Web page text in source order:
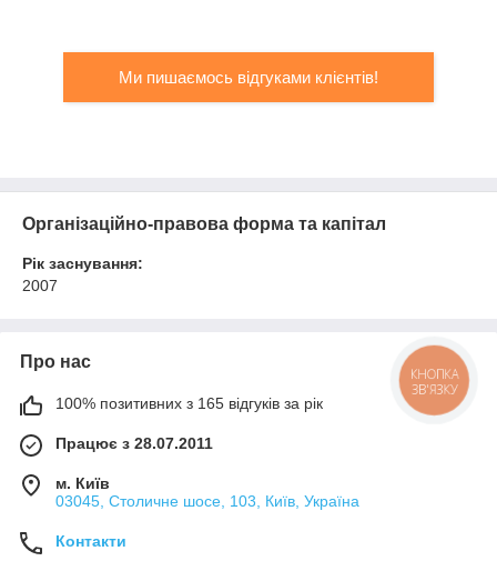
Ми пишаємось відгуками клієнтів!
Організаційно-правова форма та капітал
Рік заснування:
2007
Про нас
100% позитивних з 165 відгуків за рік
Працює з 28.07.2011
м. Київ
03045, Столичне шосе, 103, Київ, Україна
Контакти
КНОПКА
ЗВ'ЯЗКУ